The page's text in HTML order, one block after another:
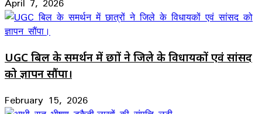
UGC बिल के समर्थन में छात्रों ने जिले के विधायकों एवं सांसद
को ज्ञापन सौंपा।
February 15, 2026